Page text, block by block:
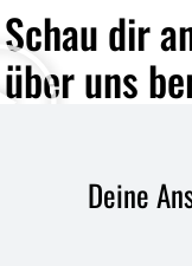
Schau dir
über uns
Deine